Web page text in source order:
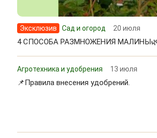
Эксклюзив Сад и огород 20 июля
4 СПОСОБА РАЗМНОЖЕНИЯ
Агротехника и удобрения 13 июля
📌Правила внесения удобрений.